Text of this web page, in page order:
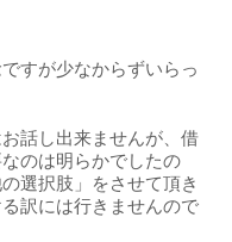
すが少なからずいらっ
話し出来ませんが、借
のは明らかでしたの
選択肢」をさせて頂き
訳には行きませんので